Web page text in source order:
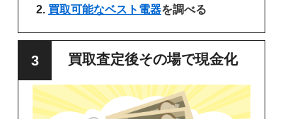
買取可能なベスト電器を調べる
買取査定後その場で現金化